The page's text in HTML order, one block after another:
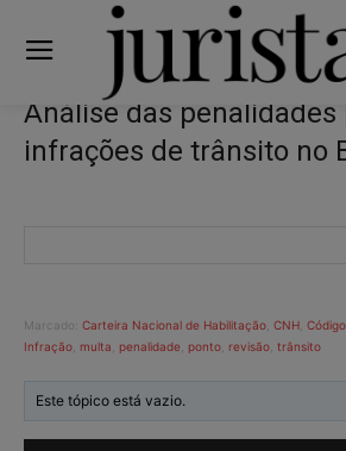
Análise das penalidades
infrações de trânsito no
Marcado: Carteira Nacional de Habilitação CNH Código
Infração multa penalidade ponto revisão trânsito
Este tópico está vazio.